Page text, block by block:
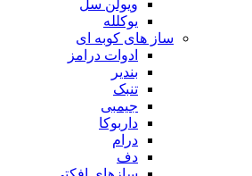
ویولن سل
یوکلله
ساز های کوبه ای
ادوات درامز
بندیر
تنبک
جیمبی
داربوکا
درام
دف